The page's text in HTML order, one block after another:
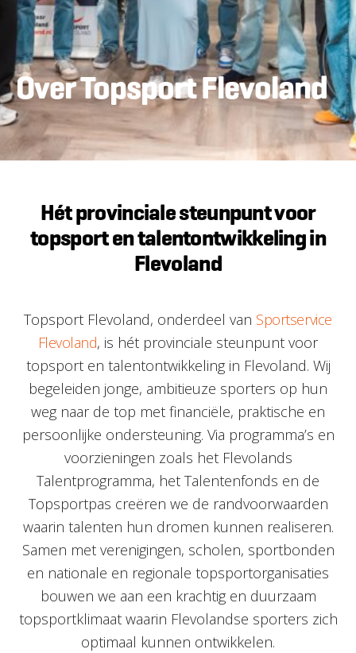
Over Topsport Flevoland
Hét provinciale steunpunt voor
topsport en talentontwikkeling in
Flevoland
Topsport Flevoland, onderdeel van Sportservice
Flevoland, is hét provinciale steunpunt voor
topsport en talentontwikkeling in Flevoland. Wij
begeleiden jonge, ambitieuze sporters op hun
weg naar de top met financiële, praktische en
persoonlijke ondersteuning. Via programma’s en
voorzieningen zoals het Flevolands
Talentprogramma, het Talentenfonds en de
Topsportpas creëren we de randvoorwaarden
waarin talenten hun dromen kunnen realiseren.
Samen met verenigingen, scholen, sportbonden
en nationale en regionale topsportorganisaties
bouwen we aan een krachtig en duurzaam
topsportklimaat waarin Flevolandse sporters zich
optimaal kunnen ontwikkelen.